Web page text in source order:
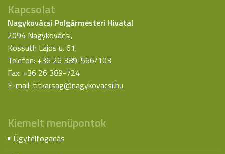
Kapcsolat
Nagykovácsi Polgármesteri Hivatal
2094 Nagykovácsi,
Kossuth Lajos u. 61.
Telefon: +36 26 389-566/103
Fax: +36 26 389-724
E-mail: titkarsag@nagykovacsi.hu
Kiemelt menüpontok
Ügyfélfogadás